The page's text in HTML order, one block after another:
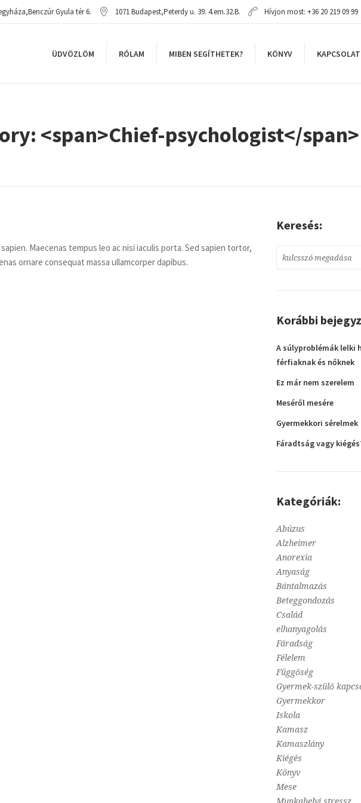
,Benczúr Gyula tér 6. 1071Budapest,Peterdy u. 39. 4.em.32.B. Hívjon most: +36 20 219 09 99
ÜDVÖZLÖM RÓLAM MIBEN SEGÍTHETEK? KÖNYV KAPCSOLAT
<span>Chief-psychologist</span>
Maecenas tempus leo ac nisi iaculis porta. Sed sapien tortor,
ornare consequat massa ullamcorper dapibus.
Keresés:
Korábbi
A súlyproblémák lelki
férfiaknak és nőknek
Ez már nem szerelem
Meséről mesére
Gyermekkori sérelmek
Fáradtság vagy
Kategóriák:
Abúzus
Alzheimer
Anorexia
Anyaság
Bántalmazás
Beteggondozás
Család
elhanyagolás
Fáradság
Félelem
Függőség
Gyermek-szülő
Gyermekkor
Iskola
Kamasz
Kamaszlány
Kiégés
Könyv
Mese